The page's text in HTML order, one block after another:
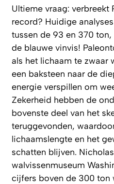
Ultieme vraag: verbreekt
record? Huidige
tussen de 93 en 370
de blauwe vinvis!
als het lichaam te zwaar
een baksteen naar de
energie verspillen om
Zekerheid hebben de
bovenste deel van het
teruggevonden,
lichaamslengte en het
schatten blijven.
walvissenmuseum
cijfers boven de 300 ton